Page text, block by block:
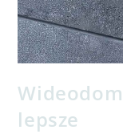
lepsze​